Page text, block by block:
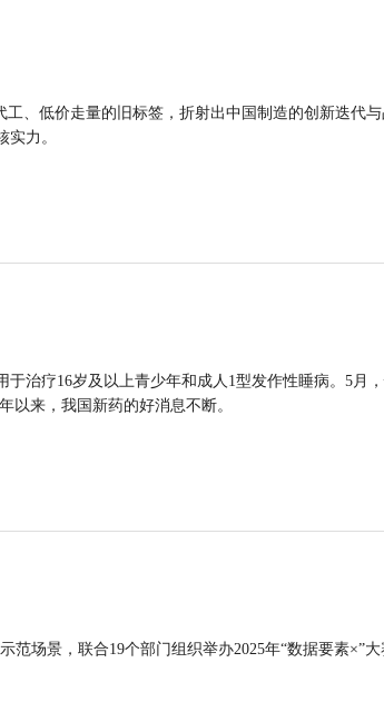
、低价走量的旧标签，折射出中国制造的创新迭代
力。
治疗16岁及以上青少年和成人1型发作性睡病。5月
来，我国新药的好消息不断。
范场景，联合19个部门组织举办2025年“数据要素×”大